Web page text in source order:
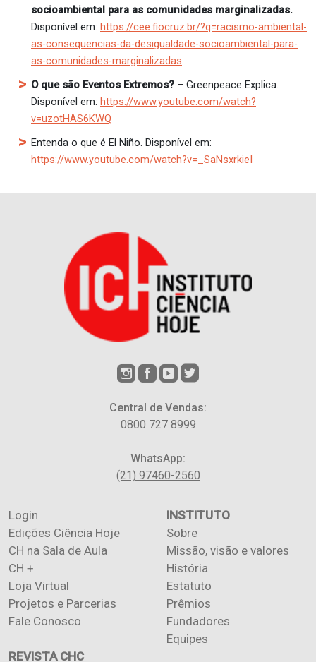
socioambiental para as comunidades marginalizadas.
Disponível em: https://cee.fiocruz.br/?q=racismo-ambiental-
as-consequencias-da-desigualdade-socioambiental-para-
as-comunidades-marginalizadas
O que são Eventos Extremos? – Greenpeace Explica.
Disponível em: https://www.youtube.com/watch?
v=uzotHAS6KWQ
Entenda o que é El Niño. Disponível em:
https://www.youtube.com/watch?v=_SaNsxrkieI
Central de Vendas:
0800 727 8999
WhatsApp:
(21) 97460-2560
Login
Edições Ciência Hoje
CH na Sala de Aula
CH +
Loja Virtual
Projetos e Parcerias
Fale Conosco
INSTITUTO
Sobre
Missão, visão e valores
História
Estatuto
Prêmios
Fundadores
Equipes
REVISTA CHC